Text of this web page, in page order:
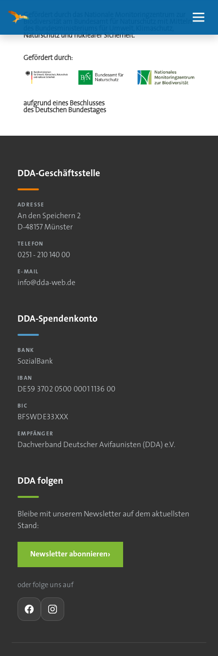
Gefördert durch das Nationale Monitoringzentrum zur
Biodiversität am Bundesamt für Naturschutz mit Mitteln
Naturschutz und nuklearer Sicherheit.
Gefördert durch:
aufgrund eines Beschlusses
des Deutschen Bundestages
DDA-Geschäftsstelle
ADRESSE
An den Speichern 2
D-48157 Münster
TELEFON
0251 - 210 140 00
E-MAIL
info@dda-web.de
DDA-Spendenkonto
BANK
SozialBank
IBAN
DE59 3702 0500 0001 1136 00
BIC
BFSWDE33XXX
EMPFÄNGER
Dachverband Deutscher Avifaunisten (DDA) e.V.
DDA folgen
Bleibe mit unserem Newsletter auf dem aktuellsten
Stand:
Newsletter abonnieren›
oder folge uns auf